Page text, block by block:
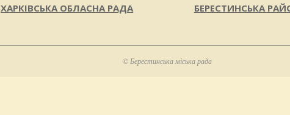
ХАРКІВСЬКА ОБЛАСНА РАДА
БЕРЕСТИНСЬКА
© Берестинська міська рада